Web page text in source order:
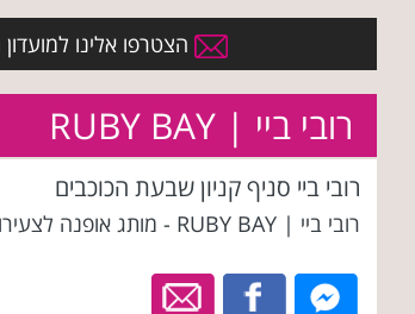
הצטרפו אלינו
רובי ביי | RUBY BAY
רובי ביי סניף קניון שבעת הכוכבים
רובי ביי | RUBY BAY - מותג אופנה לצעירות